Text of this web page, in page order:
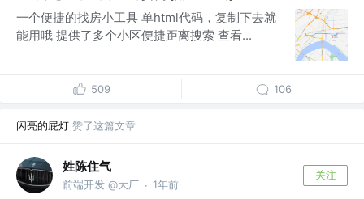
一个便捷的找房小工具 单html代码，复制下去就
能用哦 提供了多个小区便捷距离搜索 查看...
509 106
闪亮的屁灯 赞了这篇文章
姓陈住气
前端开发 @大厂 · 1年前
关注